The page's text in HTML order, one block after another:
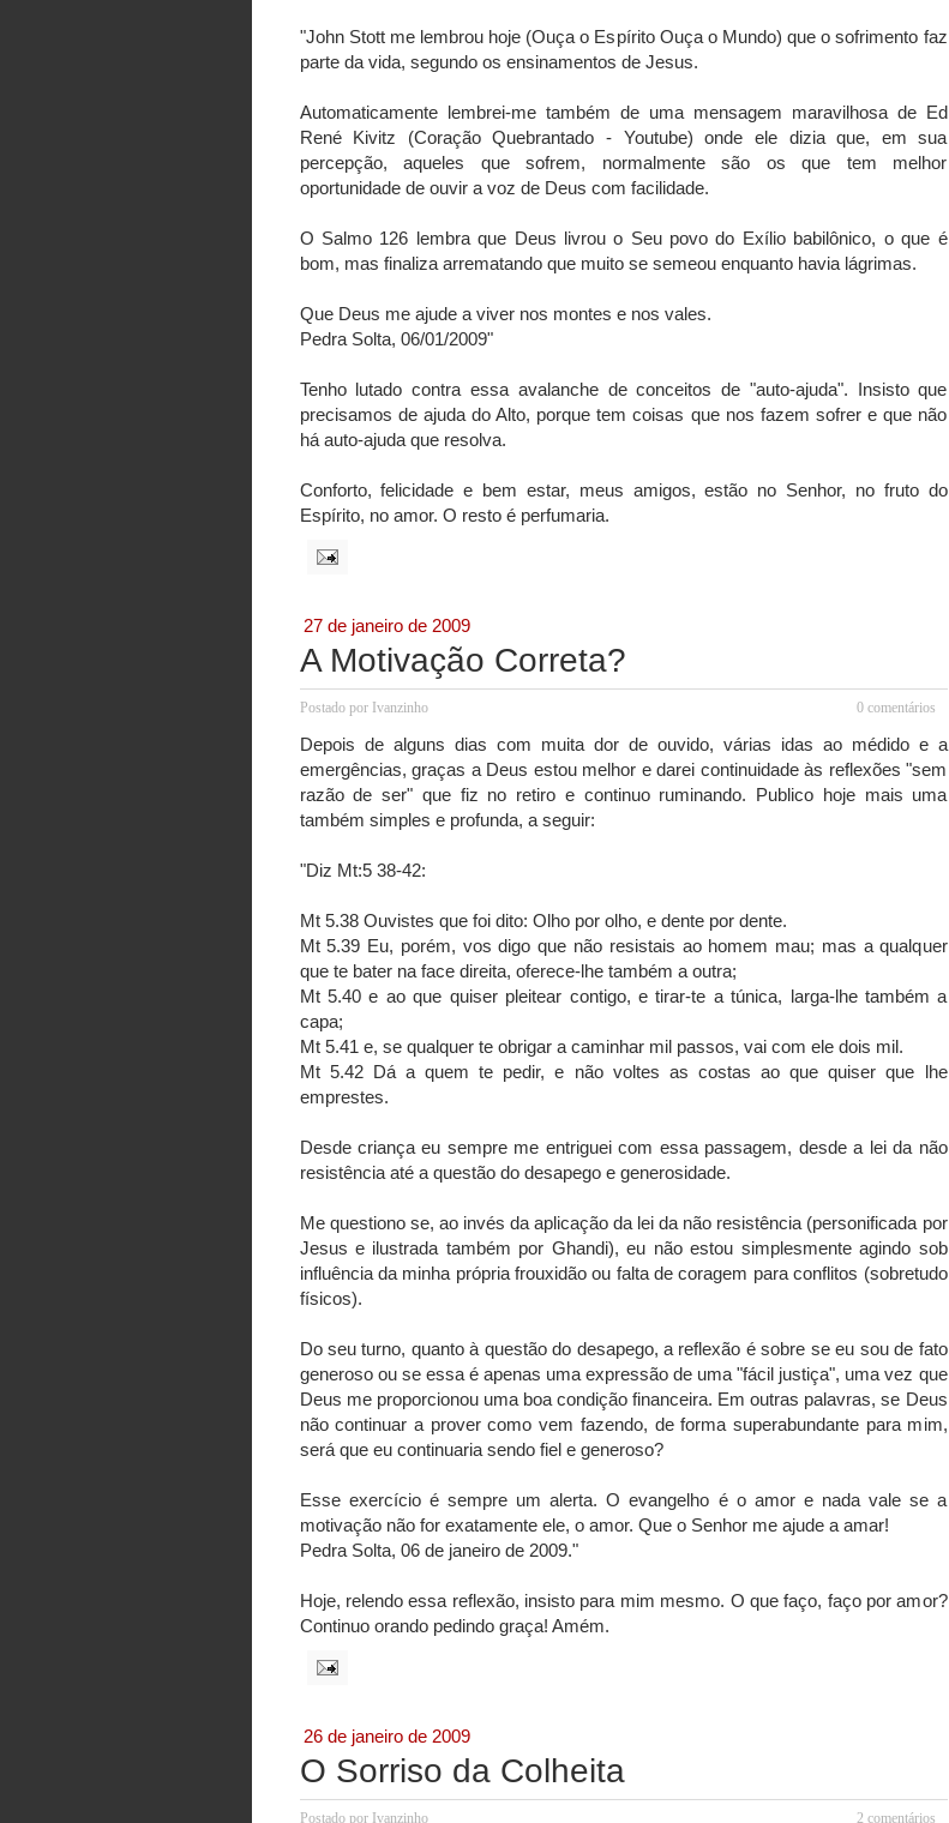
"John Stott me lembrou hoje (Ouça o Espírito Ouça o Mundo) que o sofrimento faz
parte da vida, segundo os ensinamentos de Jesus.
Automaticamente lembrei-me também de uma mensagem maravilhosa de Ed
René Kivitz (Coração Quebrantado - Youtube) onde ele dizia que, em sua
percepção, aqueles que sofrem, normalmente são os que tem melhor
oportunidade de ouvir a voz de Deus com facilidade.
O Salmo 126 lembra que Deus livrou o Seu povo do Exílio babilônico, o que é
bom, mas finaliza arrematando que muito se semeou enquanto havia lágrimas.
Que Deus me ajude a viver nos montes e nos vales.
Pedra Solta, 06/01/2009"
Tenho lutado contra essa avalanche de conceitos de "auto-ajuda". Insisto que
precisamos de ajuda do Alto, porque tem coisas que nos fazem sofrer e que não
há auto-ajuda que resolva.
Conforto, felicidade e bem estar, meus amigos, estão no Senhor, no fruto do
Espírito, no amor. O resto é perfumaria.
27 de janeiro de 2009
A Motivação Correta?
Postado por Ivanzinho 0 comentários
Depois de alguns dias com muita dor de ouvido, várias idas ao médido e a
emergências, graças a Deus estou melhor e darei continuidade às reflexões "sem
razão de ser" que fiz no retiro e continuo ruminando. Publico hoje mais uma
também simples e profunda, a seguir:
"Diz Mt:5 38-42:
Mt 5.38 Ouvistes que foi dito: Olho por olho, e dente por dente.
Mt 5.39 Eu, porém, vos digo que não resistais ao homem mau; mas a qualquer
que te bater na face direita, oferece-lhe também a outra;
Mt 5.40 e ao que quiser pleitear contigo, e tirar-te a túnica, larga-lhe também a
capa;
Mt 5.41 e, se qualquer te obrigar a caminhar mil passos, vai com ele dois mil.
Mt 5.42 Dá a quem te pedir, e não voltes as costas ao que quiser que lhe
emprestes.
Desde criança eu sempre me entriguei com essa passagem, desde a lei da não
resistência até a questão do desapego e generosidade.
Me questiono se, ao invés da aplicação da lei da não resistência (personificada por
Jesus e ilustrada também por Ghandi), eu não estou simplesmente agindo sob
influência da minha própria frouxidão ou falta de coragem para conflitos (sobretudo
físicos).
Do seu turno, quanto à questão do desapego, a reflexão é sobre se eu sou de fato
generoso ou se essa é apenas uma expressão de uma "fácil justiça", uma vez que
Deus me proporcionou uma boa condição financeira. Em outras palavras, se Deus
não continuar a prover como vem fazendo, de forma superabundante para mim,
será que eu continuaria sendo fiel e generoso?
Esse exercício é sempre um alerta. O evangelho é o amor e nada vale se a
motivação não for exatamente ele, o amor. Que o Senhor me ajude a amar!
Pedra Solta, 06 de janeiro de 2009."
Hoje, relendo essa reflexão, insisto para mim mesmo. O que faço, faço por amor?
Continuo orando pedindo graça! Amém.
26 de janeiro de 2009
O Sorriso da Colheita
Postado por Ivanzinho 2 comentários